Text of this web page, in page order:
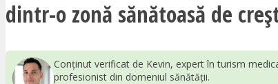
dintr-o zonă sănătoasă de
Conținut verificat de Kevin, expert în turism
profesionist din domeniul sănătății.